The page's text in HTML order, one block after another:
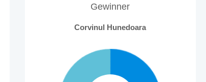
Gewinner
Corvinul Hunedoara